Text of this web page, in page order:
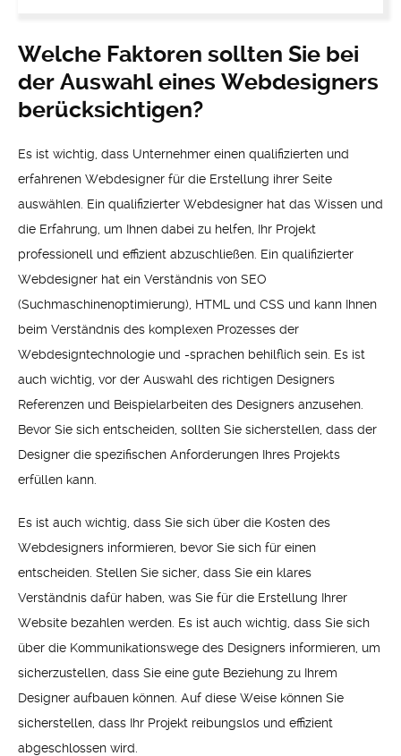
Welche Faktoren sollten Sie bei
der Auswahl eines Webdesigners
berücksichtigen?
Es ist wichtig, dass Unternehmer einen qualifizierten und
erfahrenen Webdesigner für die Erstellung ihrer Seite
auswählen. Ein qualifizierter Webdesigner hat das Wissen und
die Erfahrung, um Ihnen dabei zu helfen, Ihr Projekt
professionell und effizient abzuschließen. Ein qualifizierter
Webdesigner hat ein Verständnis von SEO
(Suchmaschinenoptimierung), HTML und CSS und kann Ihnen
beim Verständnis des komplexen Prozesses der
Webdesigntechnologie und -sprachen behilflich sein. Es ist
auch wichtig, vor der Auswahl des richtigen Designers
Referenzen und Beispielarbeiten des Designers anzusehen.
Bevor Sie sich entscheiden, sollten Sie sicherstellen, dass der
Designer die spezifischen Anforderungen Ihres Projekts
erfüllen kann.
Es ist auch wichtig, dass Sie sich über die Kosten des
Webdesigners informieren, bevor Sie sich für einen
entscheiden. Stellen Sie sicher, dass Sie ein klares
Verständnis dafür haben, was Sie für die Erstellung Ihrer
Website bezahlen werden. Es ist auch wichtig, dass Sie sich
über die Kommunikationswege des Designers informieren, um
sicherzustellen, dass Sie eine gute Beziehung zu Ihrem
Designer aufbauen können. Auf diese Weise können Sie
sicherstellen, dass Ihr Projekt reibungslos und effizient
abgeschlossen wird.